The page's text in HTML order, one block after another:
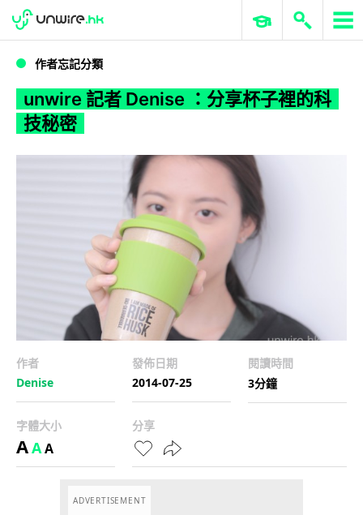
WWDC 2026 ERP 與商業 AI
作者忘記分類
unwire 記者 Denise ：分享杯子裡的科
技秘密
作者
Denise
發佈日期
2014-07-25
閱讀時間
3分鐘
字體大小
AAA
分享
ADVERTISEMENT